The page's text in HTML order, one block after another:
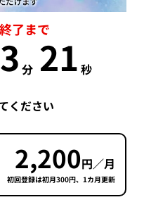
了まで
分 20 秒
ください
2,200円／月
初回登録は初月300円、1カ月更新